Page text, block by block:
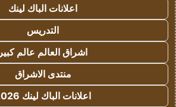
اعلانات الباك لينك
التدريس
اشراق العالم عالم كبير
منتدى الاشراق
اعلانات الباك لينك 2026